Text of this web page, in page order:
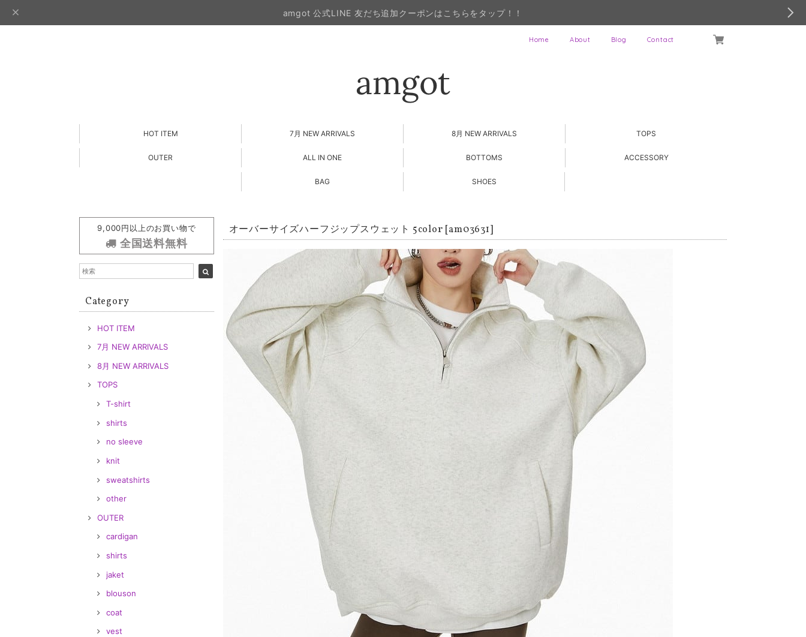
amgot 公式LINE 友だち追加クーポンはこちらをタップ！！
Home About Blog Contact
HOT ITEM 7月 NEW ARRIVALS 8月 NEW ARRIVALS TOPS
OUTER ALL IN ONE BOTTOMS ACCESSORY
BAG SHOES
9,000円以上のお買い物で
全国送料無料
Category
HOT ITEM
7月 NEW ARRIVALS
8月 NEW ARRIVALS
TOPS
T-shirt
shirts
no sleeve
knit
sweatshirts
other
OUTER
cardigan
shirts
jaket
blouson
coat
vest
オーバーサイズハーフジップスウェット 5color [am03631]